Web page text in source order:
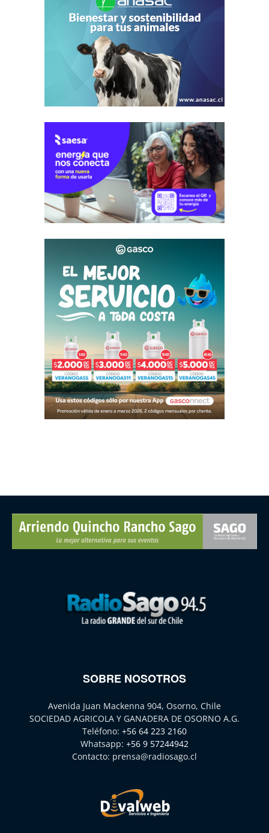
SOBRE NOSOTROS
Avenida Juan Mackenna 904, Osorno, Chile
SOCIEDAD AGRICOLA Y GANADERA DE OSORNO A.G.
Teléfono: +56 64 223 2160
Whatsapp: +56 9 57244942
Contacto: prensa@radiosago.cl